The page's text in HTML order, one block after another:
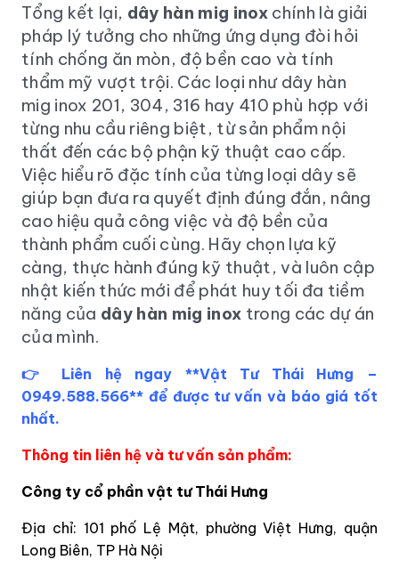
Tổng kết lại, dây hàn mig inox chính là giải
pháp lý tưởng cho những ứng dụng đòi hỏi
tính chống ăn mòn, độ bền cao và tính
thẩm mỹ vượt trội. Các loại như dây hàn
mig inox 201, 304, 316 hay 410 phù hợp với
từng nhu cầu riêng biệt, từ sản phẩm nội
thất đến các bộ phận kỹ thuật cao cấp.
Việc hiểu rõ đặc tính của từng loại dây sẽ
giúp bạn đưa ra quyết định đúng đắn, nâng
cao hiệu quả công việc và độ bền của
thành phẩm cuối cùng. Hãy chọn lựa kỹ
càng, thực hành đúng kỹ thuật, và luôn cập
nhật kiến thức mới để phát huy tối đa tiềm
năng của dây hàn mig inox trong các dự án
của mình.
👉
Liên hệ ngay **Vật Tư Thái Hưng –
0949.588.566** để được tư vấn và báo giá tốt
nhất.
Thông tin liên hệ và tư vấn sản phẩm:
Công ty cổ phần vật tư Thái Hưng
Địa chỉ: 101 phố Lệ Mật, phường Việt Hưng, quận
Long Biên, TP Hà Nội